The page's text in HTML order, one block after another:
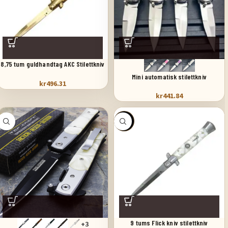
8,75 tum guldhandtag AKC Stilettkniv
kr496.31
Mini automatisk stilettkniv
kr441.84
+3
SALE
9 tums Flick kniv stilettkniv